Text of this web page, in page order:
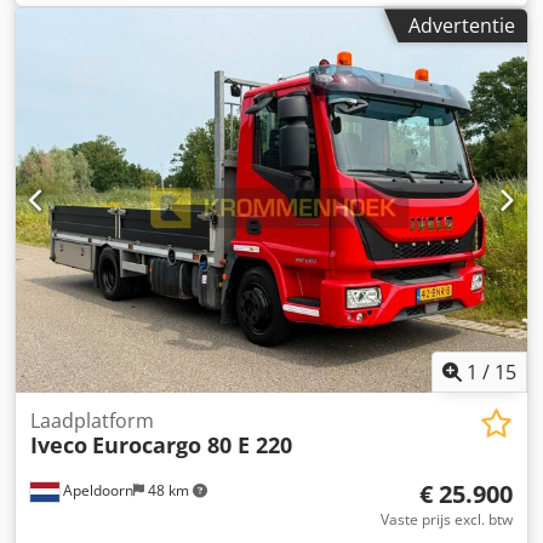
Nmepfx Abyjr Krachtige hydraulische persing Stoel voor de
bestuurder Betonnen tank - 500 liter Automatisch optillen
van de tegenmal Maximale malafmetingen 1200x400mm
Maximale hoogte van het betonproduct: 200 mm
Cyclusduur: 45 seconden Geïnstalleerd vermogen: 5,5 kW
Voedingsspanning: 380V Totale afmetingen: 2,2 x 2,0 x 1,85
m Massa (inclusief mal): 2000kg Rotatiefrequentie van de
trillingsmotor: 3000 tpm Betonverbruik: 4 kubieke
meter/uur
Advertentie
1 / 15
Apeldoorn 48 km
Laadplatform
Iveco Eurocargo 80 E 220
€ 25.900
Vaste prijs excl. btw